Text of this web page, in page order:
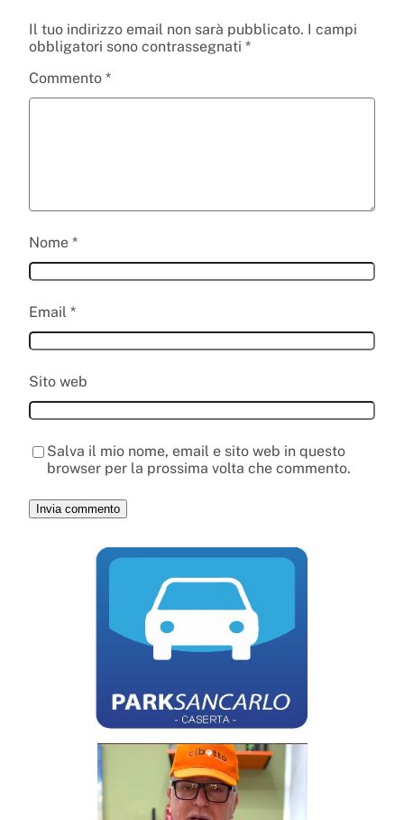
Il tuo indirizzo email non sarà pubblicato. I campi
obbligatori sono contrassegnati *
Commento *
Nome *
Email *
Sito web
Salva il mio nome, email e sito web in questo
browser per la prossima volta che commento.